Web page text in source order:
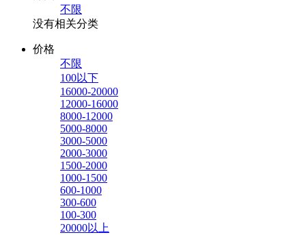
不限
没有相关分类
价格
不限
100以下
16000-20000
12000-16000
8000-12000
5000-8000
3000-5000
2000-3000
1500-2000
1000-1500
600-1000
300-600
100-300
20000以上